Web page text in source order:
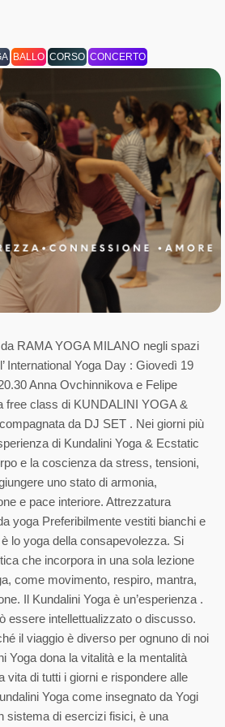
BALLO CORSO CONCERTO
RAMA YOGA MILANO negli spazi
International Yoga Day : Giovedì 19
Anna Ovchinnikova e Felipe
free class di KUNDALINI YOGA &
da DJ SET . Nei giorni più
di Kundalini Yoga & Ecstatic
e la coscienza da stress, tensioni,
uno stato di armonia,
e pace interiore. Attrezzatura
yoga Preferibilmente vestiti bianchi e
lo yoga della consapevolezza. Si
che incorpora in una sola lezione
come movimento, respiro, mantra,
Il Kundalini Yoga è un’esperienza .
essere intellettualizzato o discusso.
il viaggio è diverso per ognuno di noi
Yoga dona la vitalità e la mentalità
vita di tutti i giorni e rispondere alle
Yoga come insegnato da Yogi
sistema di esercizi fisici, è una